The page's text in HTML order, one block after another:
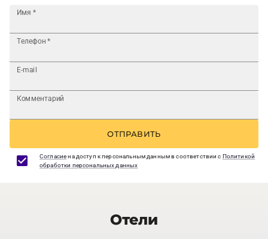
Имя *
Телефон *
E-mail
Комментарий
ОТПРАВИТЬ
Согласиена доступ к персональным данным в соответствии с Политикой
обработки персональных данных
Отели